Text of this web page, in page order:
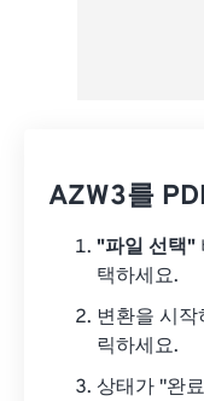
AZW3를
"파일 선택"
택하세요.
변환을 시작
릭하세요.
상태가 "완